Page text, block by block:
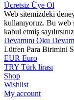
Ücretsiz Üye Ol
Web sitemizdeki
kullanıyoruz. Bu web
kabul etmiş
Devamını Oku
Lütfen Para Birimini
EUR Euro
TRY Türk lirası
Shop
Wishlist
My account